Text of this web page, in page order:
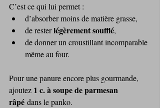
C’est ce qui lui permet :
d’absorber moins de matière grasse,
de rester légèrement soufflé,
de donner un croustillant incomparable
même au four.
Pour une panure encore plus gourmande,
ajoutez 1 c. à soupe de parmesan
râpé dans le panko.